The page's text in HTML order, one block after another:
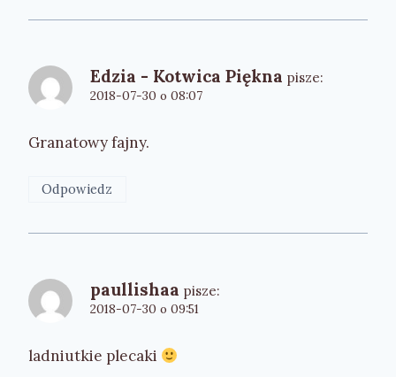
Edzia - Kotwica Piękna pisze:
2018-07-30 o 08:07
Granatowy fajny.
Odpowiedz
paullishaa pisze:
2018-07-30 o 09:51
ladniutkie plecaki